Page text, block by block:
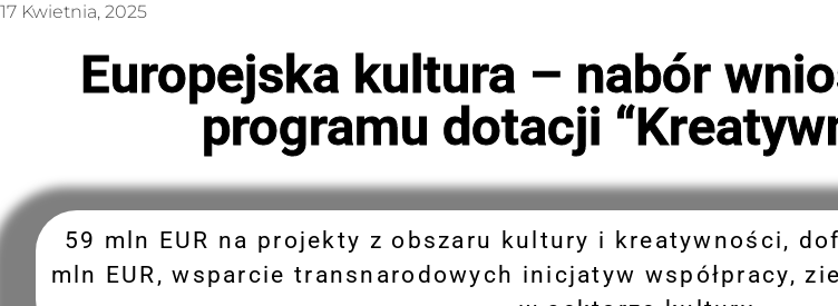
17 Kwietnia, 2025
Europejska kultura – nabór
programu dotacji
59 mln EUR na projekty z obszaru kultury i kreatywności,
mln EUR, wsparcie transnarodowych inicjatyw współpracy,